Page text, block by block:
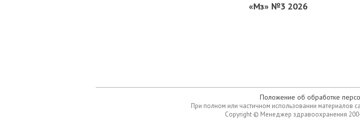
«Мз» №3 2026
Положение об обработке
При полном или частичном использовании материалов
Copyright © Менеджер здравоохранения